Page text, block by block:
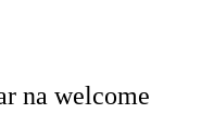
na welcome